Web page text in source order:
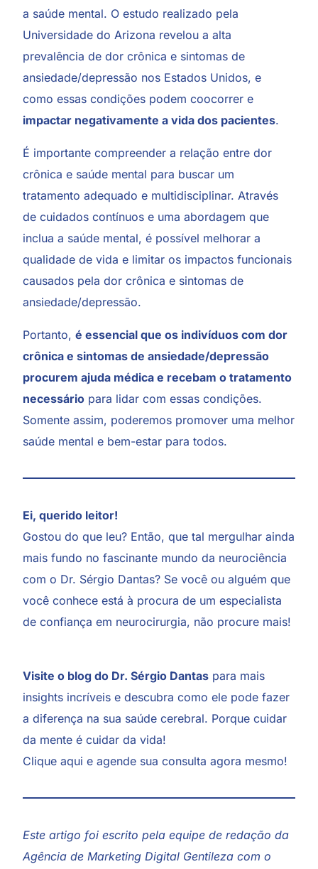
a saúde mental. O estudo realizado pela
Universidade do Arizona revelou a alta
prevalência de dor crônica e sintomas de
ansiedade/depressão nos Estados Unidos, e
como essas condições podem coocorrer e
impactar negativamente a vida dos pacientes.
É importante compreender a relação entre dor
crônica e saúde mental para buscar um
tratamento adequado e multidisciplinar. Através
de cuidados contínuos e uma abordagem que
inclua a saúde mental, é possível melhorar a
qualidade de vida e limitar os impactos funcionais
causados pela dor crônica e sintomas de
ansiedade/depressão.
Portanto,é essencial que os indivíduos com dor
crônica e sintomas de ansiedade/depressão
procurem ajuda médica e recebam o tratamento
necessário para lidar com essas condições.
Somente assim, poderemos promover uma melhor
saúde mental e bem-estar para todos.
Ei, querido leitor!
Gostou do que leu? Então, que tal mergulhar ainda
mais fundo no fascinante mundo da neurociência
com o Dr. Sérgio Dantas? Se você ou alguém que
você conhece está à procura de um especialista
de confiança em neurocirurgia, não procure mais!
Visite o blog do Dr. Sérgio Dantas para mais
insights incríveis e descubra como ele pode fazer
a diferença na sua saúde cerebral. Porque cuidar
da mente é cuidar da vida!
Clique aqui e agende sua consulta agora mesmo!
Este artigo foi escrito pela equipe de redação da
Agência de Marketing Digital Gentileza com o